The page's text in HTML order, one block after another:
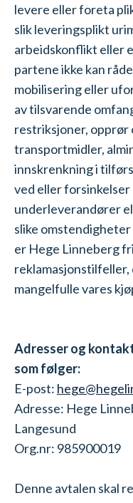
levere eller foreta
slik leveringsplikt
arbeidskonflikt eller
partene ikke kan
mobilisering eller
av tilsvarende
restriksjoner, opprør
transportmidler,
innskrenkning i
ved eller
underleverandører
slike
er Hege Linneberg
mangelfulle vares
Adresser og
som følger:
E-post:
Adresse: Hege
Langesund
Org.nr: 985900019
Denne avtalen skal